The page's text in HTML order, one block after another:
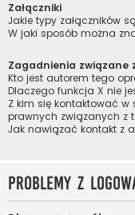
Załączniki
Jakie typy załączników
W jaki sposób można
Zagadnienia związane
Kto jest autorem tego
Dlaczego funkcja X nie
Z kim się kontaktować
prawnych związanych z
Jak nawiązać kontakt z
Problemy z